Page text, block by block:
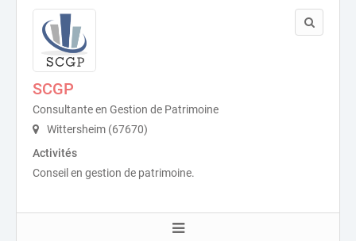
SCGP
Consultante en Gestion de Patrimoine
Wittersheim (67670)
Activités
Conseil en gestion de patrimoine.